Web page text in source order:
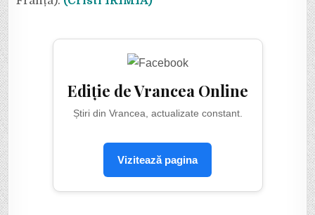
Ediție de Vrancea Online
Știri din Vrancea, actualizate constant.
Vizitează pagina